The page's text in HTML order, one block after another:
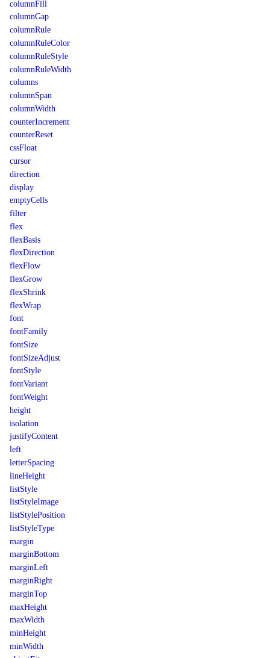
columnFill
columnGap
columnRule
columnRuleColor
columnRuleStyle
columnRuleWidth
columns
columnSpan
columnWidth
counterIncrement
counterReset
cssFloat
cursor
direction
display
emptyCells
filter
flex
flexBasis
flexDirection
flexFlow
flexGrow
flexShrink
flexWrap
font
fontFamily
fontSize
fontSizeAdjust
fontStyle
fontVariant
fontWeight
height
isolation
justifyContent
left
letterSpacing
lineHeight
listStyle
listStyleImage
listStylePosition
listStyleType
margin
marginBottom
marginLeft
marginRight
marginTop
maxHeight
maxWidth
minHeight
minWidth